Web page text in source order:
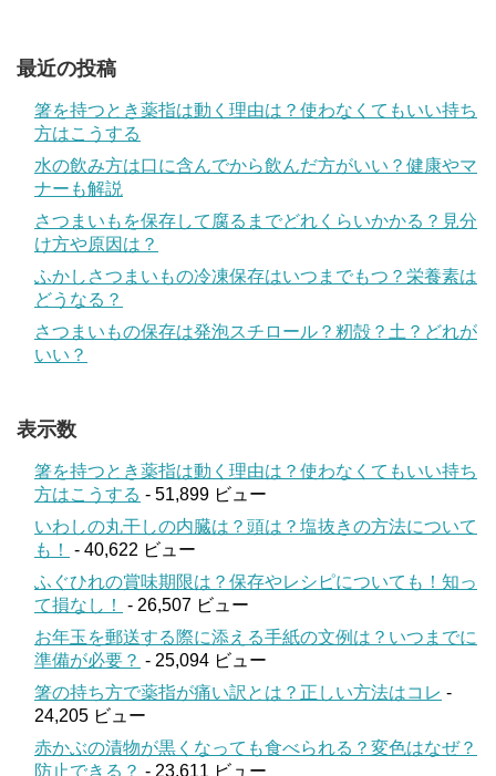
最近の投稿
箸を持つとき薬指は動く理由は？使わなくてもいい持ち
方はこうする
水の飲み方は口に含んでから飲んだ方がいい？健康やマ
ナーも解説
さつまいもを保存して腐るまでどれくらいかかる？見分
け方や原因は？
ふかしさつまいもの冷凍保存はいつまでもつ？栄養素は
どうなる？
さつまいもの保存は発泡スチロール？籾殻？土？どれが
いい？
表示数
箸を持つとき薬指は動く理由は？使わなくてもいい持ち
方はこうする - 51,899 ビュー
いわしの丸干しの内臓は？頭は？塩抜きの方法について
も！
- 40,622 ビュー
ふぐひれの賞味期限は？保存やレシピについても！知っ
て損なし！
- 26,507 ビュー
お年玉を郵送する際に添える手紙の文例は？いつまでに
準備が必要？ - 25,094 ビュー
箸の持ち方で薬指が痛い訳とは？正しい方法はコレ -
24,205 ビュー
赤かぶの漬物が黒くなっても食べられる？変色はなぜ？
防止できる？ - 23,611 ビュー